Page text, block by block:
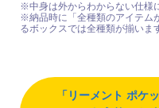
※中身は外からわからない仕様
※納品時に「全種類のアイテム
るボックスでは全種類が揃いま
「リーメント ポケ